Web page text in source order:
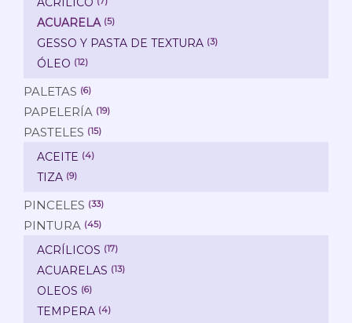
ACUARELA (5)
GESSO Y PASTA DE TEXTURA (3)
ÓLEO (12)
PALETAS (6)
PAPELERÍA (19)
PASTELES (15)
ACEITE (4)
TIZA (9)
PINCELES (33)
PINTURA (45)
ACRÍLICOS (17)
ACUARELAS (13)
OLEOS (6)
TEMPERA (4)